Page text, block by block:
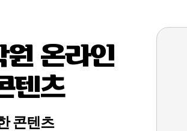
원 온라인
텐츠
콘텐츠